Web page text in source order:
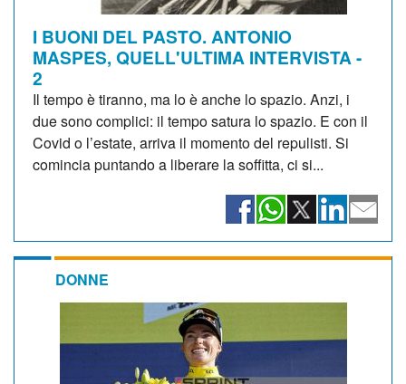
I BUONI DEL PASTO. ANTONIO
MASPES, QUELL'ULTIMA INTERVISTA -
2
Il tempo è tiranno, ma lo è anche lo spazio. Anzi, i
due sono complici: il tempo satura lo spazio. E con il
Covid o l’estate, arriva il momento del repulisti. Si
comincia puntando a liberare la soffitta, ci si...
DONNE